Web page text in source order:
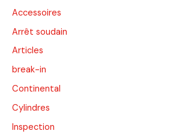
Accessoires
Arrêt soudain
Articles
break-in
Continental
Cylindres
Inspection